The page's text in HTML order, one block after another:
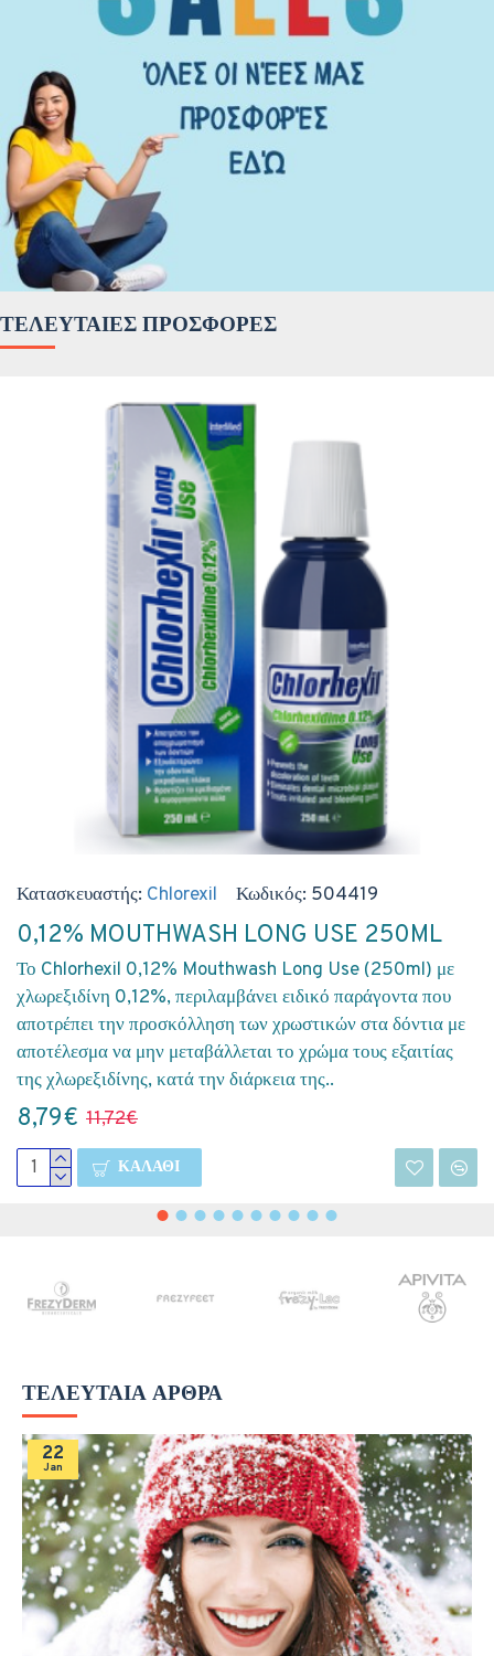
ΤΕΛΕΥΤΑΊΕΣ ΠΡΟΣΦΟΡΈΣ
Κατασκευαστής: Chlorexil Κωδικός: 504419
0,12% MOUTHWASH LONG USE 250ML
Το Chlorhexil 0,12% Mouthwash Long Use (250ml) με
χλωρεξιδίνη 0,12%, περιλαμβάνει ειδικό παράγοντα που
αποτρέπει την προσκόλληση των χρωστικών στα δόντια με
αποτέλεσμα να μην μεταβάλλεται το χρώμα τους εξαιτίας
της χλωρεξιδίνης, κατά την διάρκεια της..
8,79€ 11,72€
ΚΑΛΆΘΙ
ΤΕΛΕΥΤΑΊΑ ΆΡΘΡΑ
22
Jan